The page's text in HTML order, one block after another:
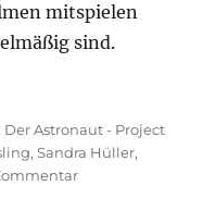
mitspielen
sind.
Der Astronaut - Project
,Sandra Hüller,
zu